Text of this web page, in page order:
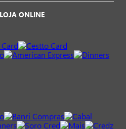
ONLINE